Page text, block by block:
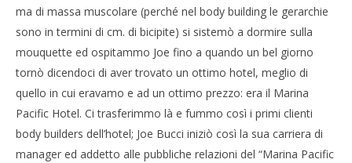
ma di massa muscolare (perché nel body building le gerarchie
sono in termini di cm. di bicipite) si sistemò a dormire sulla
mouquette ed ospitammo Joe fino a quando un bel giorno
tornò dicendoci di aver trovato un ottimo hotel, meglio di
quello in cui eravamo e ad un ottimo prezzo: era il Marina
Pacific Hotel. Ci trasferimmo là e fummo così i primi clienti
body builders dell’hotel; Joe Bucci iniziò così la sua carriera di
manager ed addetto alle pubbliche relazioni del “Marina Pacific